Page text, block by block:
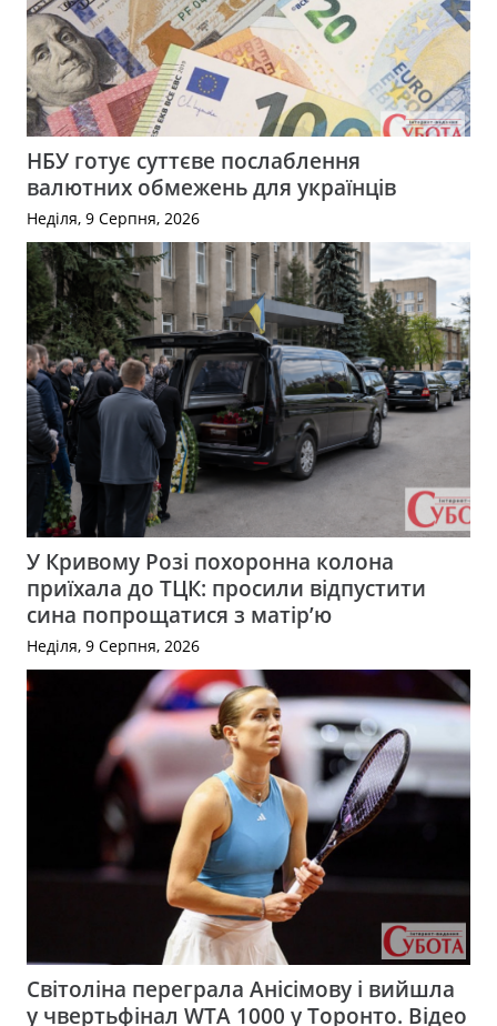
НБУ готує суттєве послаблення
валютних обмежень для українців
Неділя, 9 Серпня, 2026
У Кривому Розі похоронна колона
приїхала до ТЦК: просили відпустити
сина попрощатися з матір’ю
Неділя, 9 Серпня, 2026
Світоліна переграла Анісімову і вийшла
у чвертьфінал WTA 1000 у Торонто. Відео